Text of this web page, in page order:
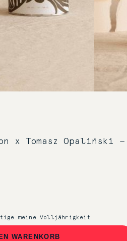
x Tomasz Opaliński —
meine Volljährigkeit
WARENKORB